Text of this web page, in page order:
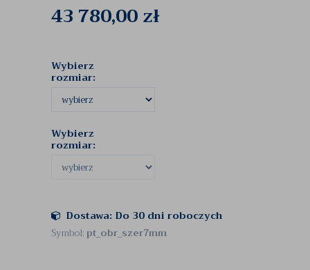
43 780,00zł
Wybierz
rozmiar:
Wybierz
rozmiar:
Dostawa: Do 30 dni roboczych
Symbol:pt_obr_szer7mm